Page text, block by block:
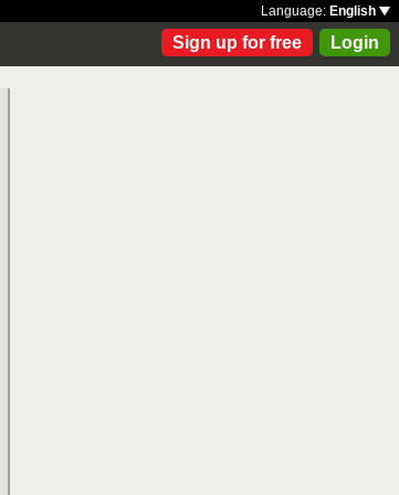
Language: English
Sign up for free Login